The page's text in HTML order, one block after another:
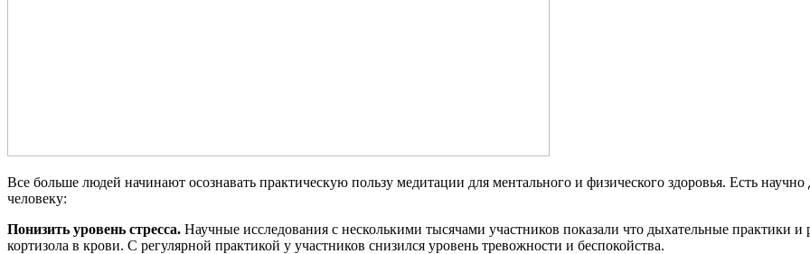
Все больше людей начинают осознавать практическую пользу медитации для ментального и физического здоровья. Есть
человеку:
Понизить уровень стресса. Научные исследования с несколькими тысячами участников показали что дыхательные практики
кортизола в крови. С регулярной практикой у участников снизился уровень тревожности и беспокойства.